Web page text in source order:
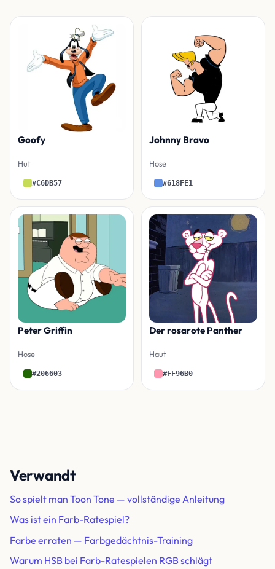
Goofy
Hut
#C6DB57
Johnny Bravo
Hose
#618FE1
Peter Griffin
Hose
#206603
Der rosarote Panther
Haut
#FF96B0
Verwandt
So spielt man Toon Tone — vollständige Anleitung
Was ist ein Farb-Ratespiel?
Farbe erraten — Farbgedächtnis-Training
Warum HSB bei Farb-Ratespielen RGB schlägt